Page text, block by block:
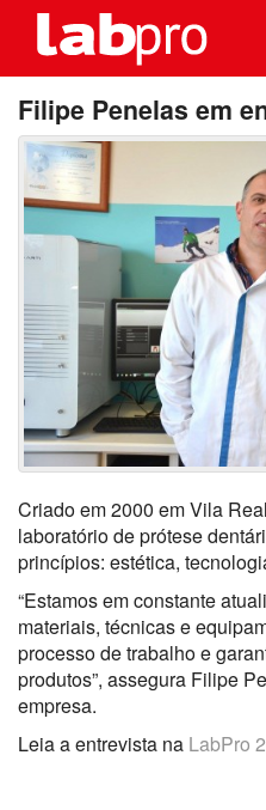
Filipe Penelas em
Criado em 2000 em Vila
laboratório de prótese
princípios: estética,
“Estamos em constante
materiais, técnicas e
processo de trabalho e
produtos”, assegura Filipe
empresa.
Leia a entrevista na LabPro